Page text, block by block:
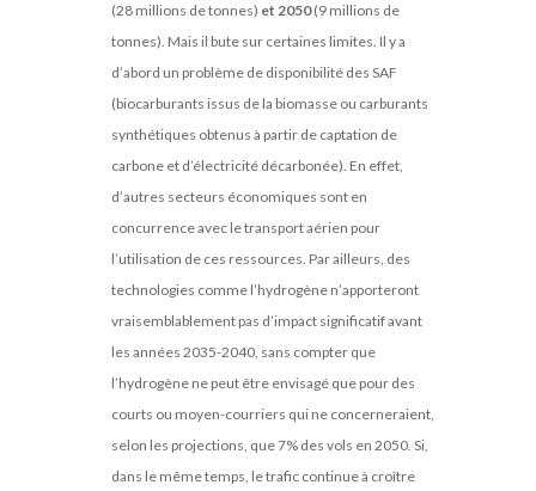
(28 millions de tonnes) et 2050(9 millions de
tonnes). Mais il bute sur certaines limites. Il y a
d’abord un problème de disponibilité des SAF
(biocarburants issus de la biomasse ou carburants
synthétiques obtenus à partir de captation de
carbone et d’électricité décarbonée). En effet,
d’autres secteurs économiques sont en
concurrence avec le transport aérien pour
l’utilisation de ces ressources. Par ailleurs, des
technologies comme l’hydrogène n’apporteront
vraisemblablement pas d’impact significatif avant
les années 2035-2040, sans compter que
l’hydrogène ne peut être envisagé que pour des
courts ou moyen-courriers qui ne concerneraient,
selon les projections, que 7% des vols en 2050. Si,
dans le même temps, le trafic continue à croître